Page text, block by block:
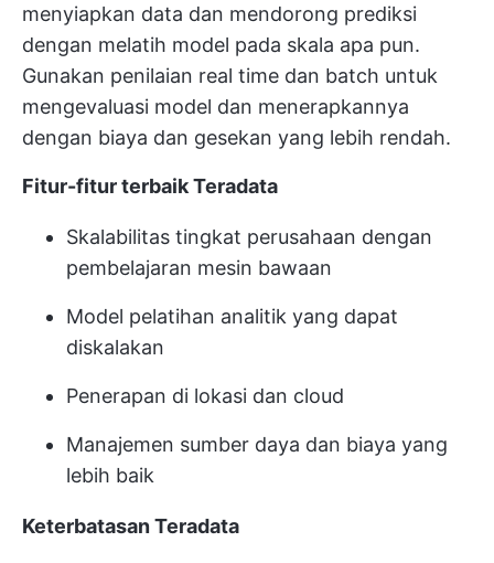
menyiapkan data dan mendorong prediksi
dengan melatih model pada skala apa pun.
Gunakan penilaian real time dan batch untuk
mengevaluasi model dan menerapkannya
dengan biaya dan gesekan yang lebih rendah.
Fitur-fitur terbaik Teradata
Skalabilitas tingkat perusahaan dengan
pembelajaran mesin bawaan
Model pelatihan analitik yang dapat
diskalakan
Penerapan di lokasi dan cloud
Manajemen sumber daya dan biaya yang
lebih baik
Keterbatasan Teradata